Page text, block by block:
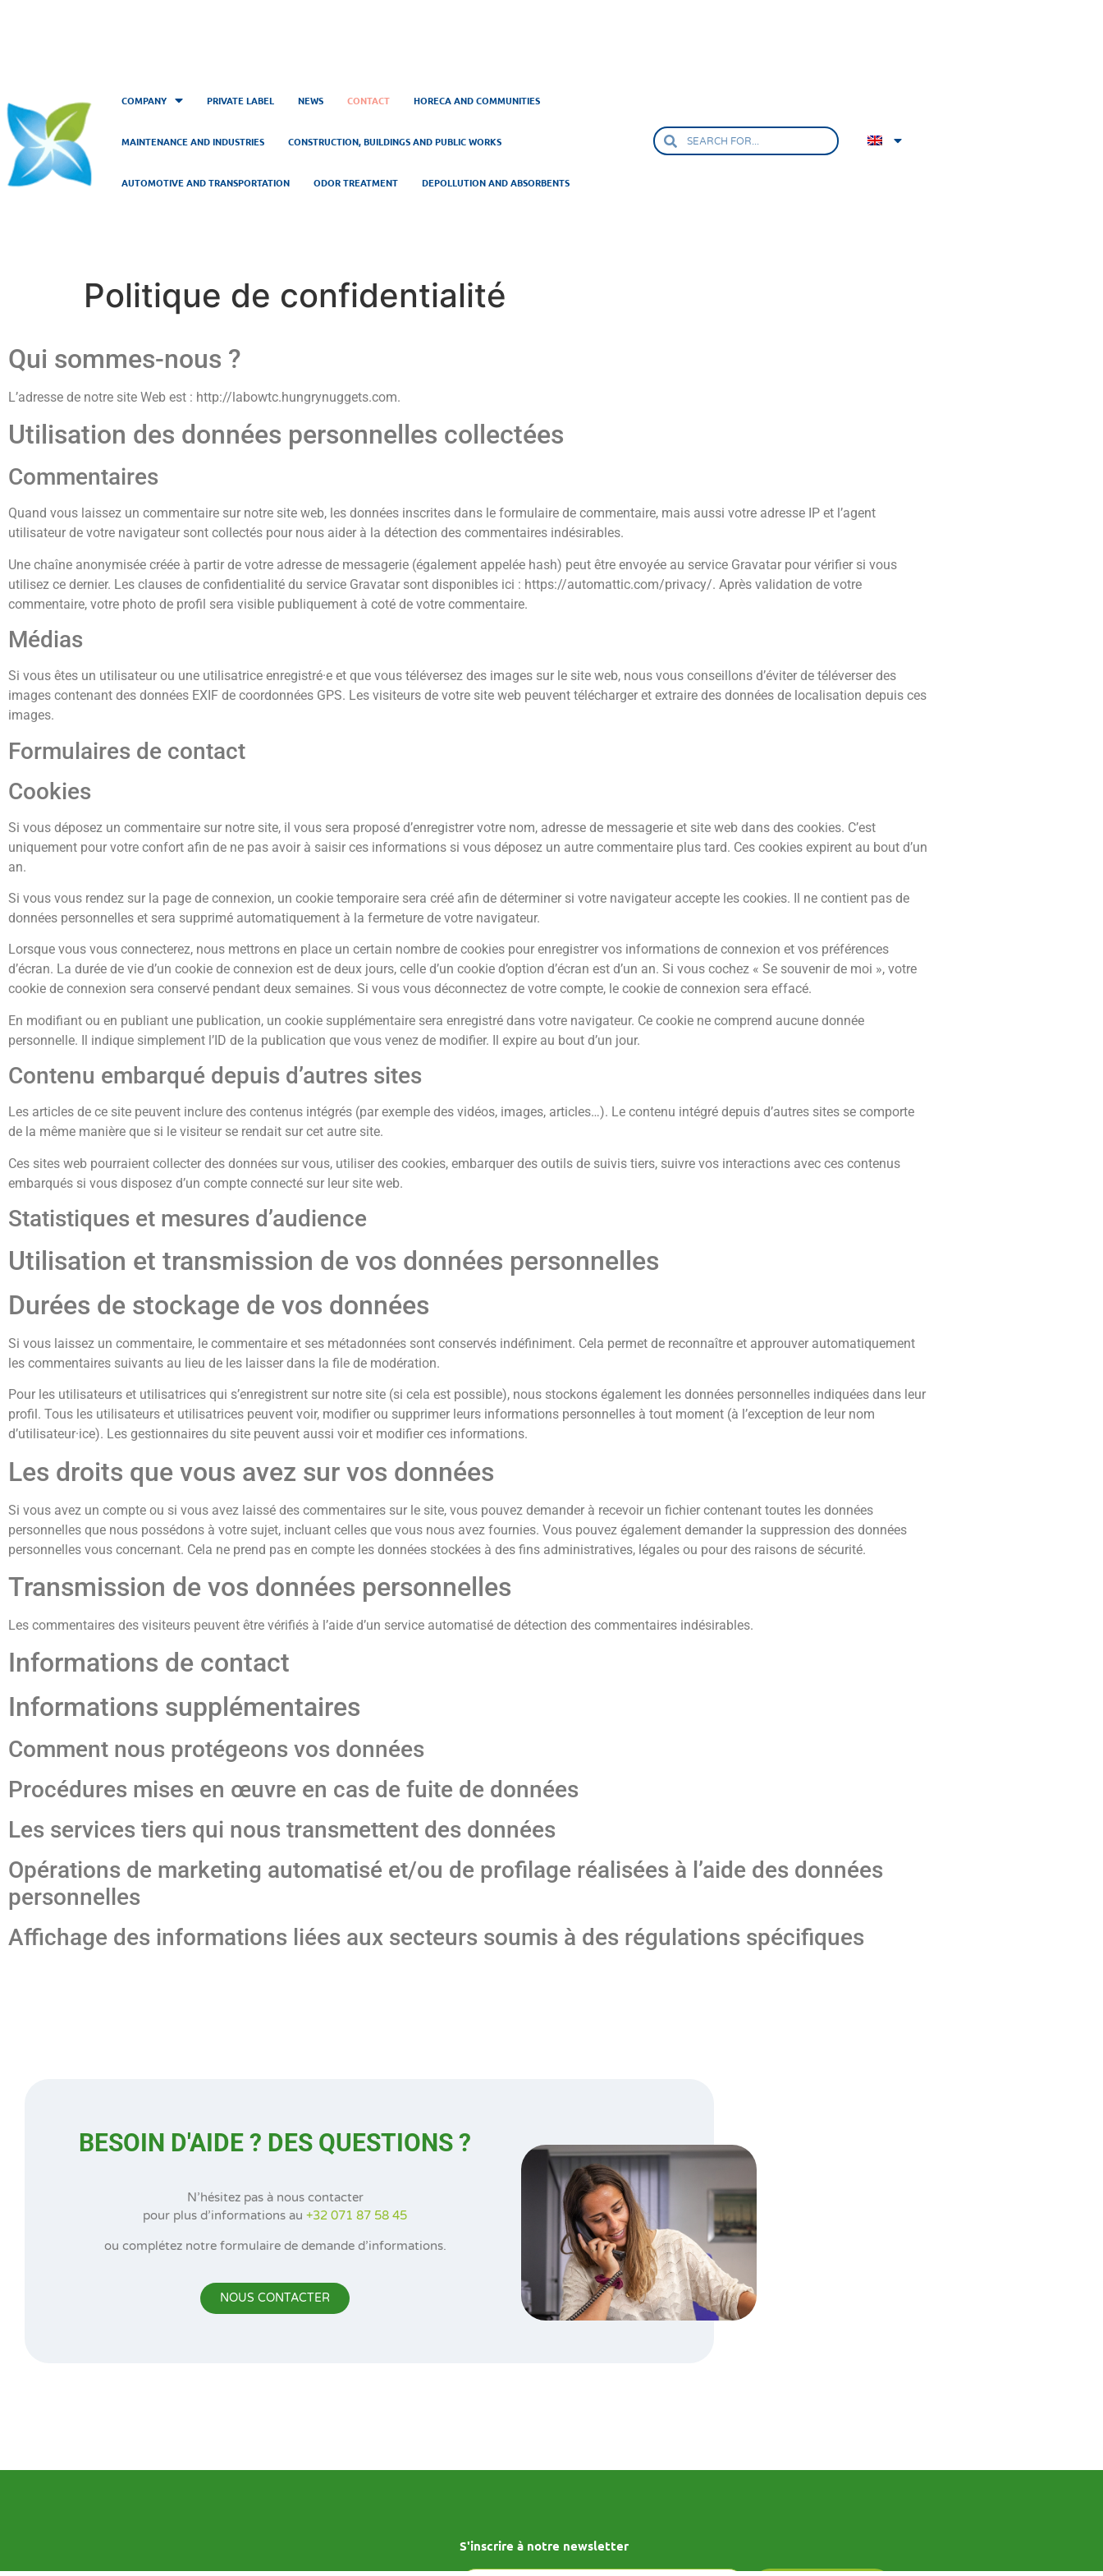
COMPANY PRIVATE LABEL NEWS CONTACT HORECA AND COMMUNITIES
MAINTENANCE AND INDUSTRIES CONSTRUCTION, BUILDINGS AND PUBLIC WORKS
AUTOMOTIVE AND TRANSPORTATION ODOR TREATMENT DEPOLLUTION AND ABSORBENTS
Politique de confidentialité
Qui sommes-nous ?
L’adresse de notre site Web est : http://labowtc.hungrynuggets.com.
Utilisation des données personnelles collectées
Commentaires
Quand vous laissez un commentaire sur notre site web, les données inscrites dans le formulaire de commentaire, mais aussi votre adresse IP et l’agent
utilisateur de votre navigateur sont collectés pour nous aider à la détection des commentaires indésirables.
Une chaîne anonymisée créée à partir de votre adresse de messagerie (également appelée hash) peut être envoyée au service Gravatar pour vérifier si vous
utilisez ce dernier. Les clauses de confidentialité du service Gravatar sont disponibles ici : https://automattic.com/privacy/. Après validation de votre
commentaire, votre photo de profil sera visible publiquement à coté de votre commentaire.
Médias
Si vous êtes un utilisateur ou une utilisatrice enregistré·e et que vous téléversez des images sur le site web, nous vous conseillons d’éviter de téléverser des
images contenant des données EXIF de coordonnées GPS. Les visiteurs de votre site web peuvent télécharger et extraire des données de localisation depuis ces
images.
Formulaires de contact
Cookies
Si vous déposez un commentaire sur notre site, il vous sera proposé d’enregistrer votre nom, adresse de messagerie et site web dans des cookies. C’est
uniquement pour votre confort afin de ne pas avoir à saisir ces informations si vous déposez un autre commentaire plus tard. Ces cookies expirent au bout d’un
an.
Si vous vous rendez sur la page de connexion, un cookie temporaire sera créé afin de déterminer si votre navigateur accepte les cookies. Il ne contient pas de
données personnelles et sera supprimé automatiquement à la fermeture de votre navigateur.
Lorsque vous vous connecterez, nous mettrons en place un certain nombre de cookies pour enregistrer vos informations de connexion et vos préférences
d’écran. La durée de vie d’un cookie de connexion est de deux jours, celle d’un cookie d’option d’écran est d’un an. Si vous cochez « Se souvenir de moi », votre
cookie de connexion sera conservé pendant deux semaines. Si vous vous déconnectez de votre compte, le cookie de connexion sera effacé.
En modifiant ou en publiant une publication, un cookie supplémentaire sera enregistré dans votre navigateur. Ce cookie ne comprend aucune donnée
personnelle. Il indique simplement l’ID de la publication que vous venez de modifier. Il expire au bout d’un jour.
Contenu embarqué depuis d’autres sites
Les articles de ce site peuvent inclure des contenus intégrés (par exemple des vidéos, images, articles…). Le contenu intégré depuis d’autres sites se comporte
de la même manière que si le visiteur se rendait sur cet autre site.
Ces sites web pourraient collecter des données sur vous, utiliser des cookies, embarquer des outils de suivis tiers, suivre vos interactions avec ces contenus
embarqués si vous disposez d’un compte connecté sur leur site web.
Statistiques et mesures d’audience
Utilisation et transmission de vos données personnelles
Durées de stockage de vos données
Si vous laissez un commentaire, le commentaire et ses métadonnées sont conservés indéfiniment. Cela permet de reconnaître et approuver automatiquement
les commentaires suivants au lieu de les laisser dans la file de modération.
Pour les utilisateurs et utilisatrices qui s’enregistrent sur notre site (si cela est possible), nous stockons également les données personnelles indiquées dans leur
profil. Tous les utilisateurs et utilisatrices peuvent voir, modifier ou supprimer leurs informations personnelles à tout moment (à l’exception de leur nom
d’utilisateur·ice). Les gestionnaires du site peuvent aussi voir et modifier ces informations.
Les droits que vous avez sur vos données
Si vous avez un compte ou si vous avez laissé des commentaires sur le site, vous pouvez demander à recevoir un fichier contenant toutes les données
personnelles que nous possédons à votre sujet, incluant celles que vous nous avez fournies. Vous pouvez également demander la suppression des données
personnelles vous concernant. Cela ne prend pas en compte les données stockées à des fins administratives, légales ou pour des raisons de sécurité.
Transmission de vos données personnelles
Les commentaires des visiteurs peuvent être vérifiés à l’aide d’un service automatisé de détection des commentaires indésirables.
Informations de contact
Informations supplémentaires
Comment nous protégeons vos données
Procédures mises en œuvre en cas de fuite de données
Les services tiers qui nous transmettent des données
Opérations de marketing automatisé et/ou de profilage réalisées à l’aide des données
personnelles
Affichage des informations liées aux secteurs soumis à des régulations spécifiques
BESOIN D'AIDE ? DES QUESTIONS ?
N’hésitez pas à nous contacter
pour plus d’informations au +32 071 87 58 45
ou complétez notre formulaire de demande d’informations.
NOUS CONTACTER
S'inscrire à notre newsletter